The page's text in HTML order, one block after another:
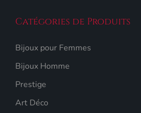
Catégories de Produits
Bijoux pour Femmes
Bijoux Homme
Prestige
Art Déco